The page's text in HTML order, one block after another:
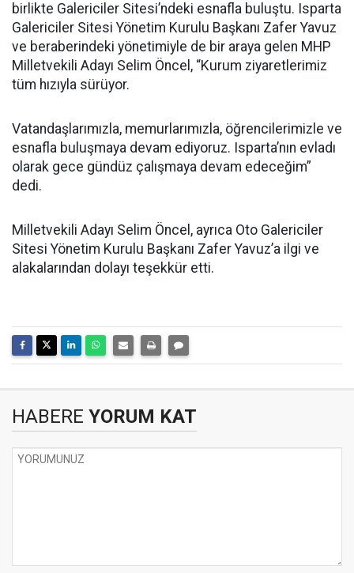
birlikte Galericiler Sitesi’ndeki esnafla buluştu. Isparta
Galericiler Sitesi Yönetim Kurulu Başkanı Zafer Yavuz
ve beraberindeki yönetimiyle de bir araya gelen MHP
Milletvekili Adayı Selim Öncel, “Kurum ziyaretlerimiz
tüm hızıyla sürüyor.
Vatandaşlarımızla, memurlarımızla, öğrencilerimizle ve
esnafla buluşmaya devam ediyoruz. Isparta’nın evladı
olarak gece gündüz çalışmaya devam edeceğim”
dedi.
Milletvekili Adayı Selim Öncel, ayrıca Oto Galericiler
Sitesi Yönetim Kurulu Başkanı Zafer Yavuz’a ilgi ve
alakalarından dolayı teşekkür etti.
HABERE YORUM KAT